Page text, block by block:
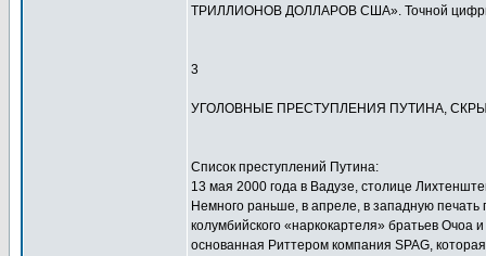
ТРИЛЛИОНОВ ДОЛЛАРОВ США». Точной цифры
3
УГОЛОВНЫЕ ПРЕСТУПЛЕНИЯ ПУТИНА,
Список преступлений Путина:
13 мая 2000 года в Вадузе, столице
Немного раньше, в апреле, в западную печать
колумбийского «наркокартеля» братьев Очоа
основанная Риттером компания SPAG,